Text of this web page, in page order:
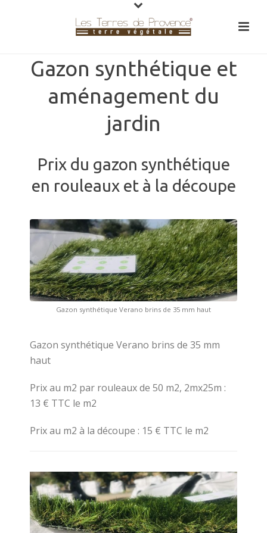
Gazon synthétique et
aménagement du
jardin
Prix du gazon synthétique
en rouleaux et à la découpe
Gazon synthétique Verano brins de 35 mm haut
Gazon synthétique Verano brins de 35 mm
haut
Prix au m2 par rouleaux de 50 m2, 2mx25m :
13 € TTC le m2
Prix au m2 à la découpe : 15 € TTC le m2